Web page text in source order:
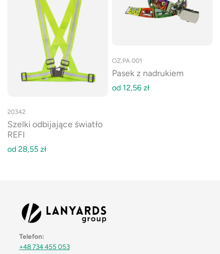
20342
Szelki odbijające światło
REFI
od 28,55 zł
OZ.PA.001
Pasek z nadrukiem
od 12,56 zł
Telefon:
+48 734 455 053